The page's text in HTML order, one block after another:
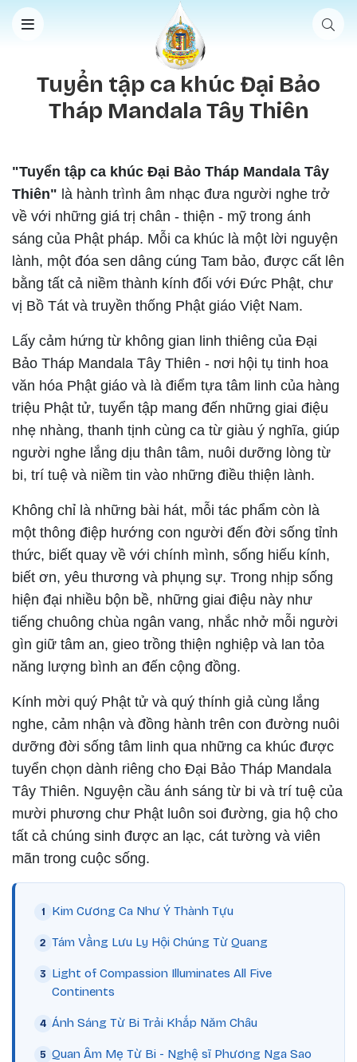
Nhảy đến nội dung
Tuyển tập ca khúc Đại Bảo
Tháp Mandala Tây Thiên
"Tuyển tập ca khúc Đại Bảo Tháp Mandala Tây
Thiên" là hành trình âm nhạc đưa người nghe trở
về với những giá trị chân - thiện - mỹ trong ánh
sáng của Phật pháp. Mỗi ca khúc là một lời nguyện
lành, một đóa sen dâng cúng Tam bảo, được cất lên
bằng tất cả niềm thành kính đối với Đức Phật, chư
vị Bồ Tát và truyền thống Phật giáo Việt Nam.
Lấy cảm hứng từ không gian linh thiêng của Đại
Bảo Tháp Mandala Tây Thiên - nơi hội tụ tinh hoa
văn hóa Phật giáo và là điểm tựa tâm linh của hàng
triệu Phật tử, tuyển tập mang đến những giai điệu
nhẹ nhàng, thanh tịnh cùng ca từ giàu ý nghĩa, giúp
người nghe lắng dịu thân tâm, nuôi dưỡng lòng từ
bi, trí tuệ và niềm tin vào những điều thiện lành.
Không chỉ là những bài hát, mỗi tác phẩm còn là
một thông điệp hướng con người đến đời sống tỉnh
thức, biết quay về với chính mình, sống hiếu kính,
biết ơn, yêu thương và phụng sự. Trong nhịp sống
hiện đại nhiều bộn bề, những giai điệu này như
tiếng chuông chùa ngân vang, nhắc nhở mỗi người
gìn giữ tâm an, gieo trồng thiện nghiệp và lan tỏa
năng lượng bình an đến cộng đồng.
Kính mời quý Phật tử và quý thính giả cùng lắng
nghe, cảm nhận và đồng hành trên con đường nuôi
dưỡng đời sống tâm linh qua những ca khúc được
tuyển chọn dành riêng cho Đại Bảo Tháp Mandala
Tây Thiên. Nguyện cầu ánh sáng từ bi và trí tuệ của
mười phương chư Phật luôn soi đường, gia hộ cho
tất cả chúng sinh được an lạc, cát tường và viên
mãn trong cuộc sống.
Kim Cương Ca Như Ý Thành Tựu
Tám Vầng Lưu Ly Hội Chúng Từ Quang
Light of Compassion Illuminates All Five
Continents
Ánh Sáng Từ Bi Trải Khắp Năm Châu
Quan Âm Mẹ Từ Bi - Nghệ sĩ Phương Nga Sao